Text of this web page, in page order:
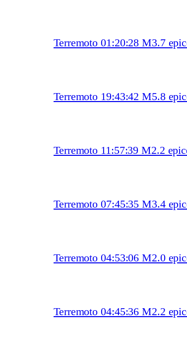
Terremoto 01:20:28 M3.7
Terremoto 19:43:42 M5.8
Terremoto 11:57:39 M2.2
Terremoto 07:45:35 M3.4
Terremoto 04:53:06 M2.0
Terremoto 04:45:36 M2.2